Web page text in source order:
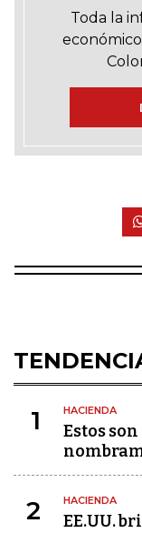
Toda la
1 HACIENDA
Estos
2 HACIENDA
EE.UU.